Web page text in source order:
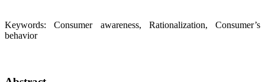
Keywords:Consumer awareness, Rationalization, Consumer’s
behavior